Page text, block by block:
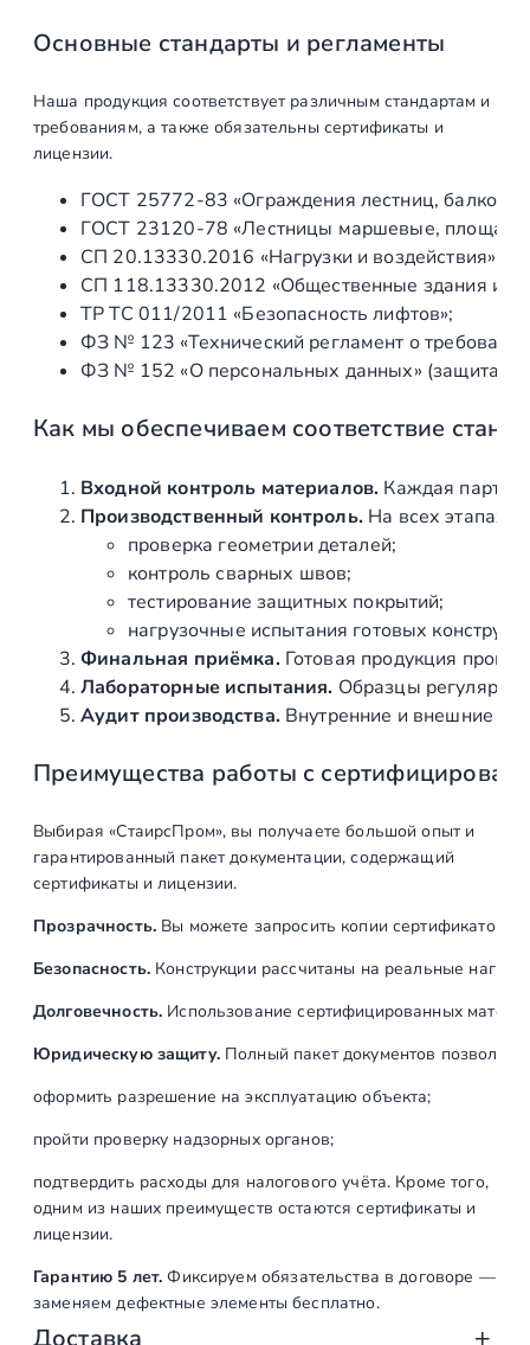
й
и
с
д
в
у
м
я
и
е
л
Основные стандарты и регламенты
Наша продукция соответствует различным стандартам и
требованиям, а также обязательны сертификаты и
лицензии.
ГОСТ 25772‑83 «Ограждения лестниц,
ГОСТ 23120‑78 «Лестницы маршевые,
СП 20.13330.2016 «Нагрузки и воздействия»
СП 118.13330.2012 «Общественные здания и
ТР ТС 011/2011 «Безопасность лифтов»;
ФЗ № 123 «Технический регламент о
ФЗ № 152 «О персональных данных» (защита
Как мы обеспечиваем соответствие
Входной контроль материалов. Каждая партия
Производственный контроль.На всех этапах
проверка геометрии деталей;
контроль сварных швов;
тестирование защитных покрытий;
нагрузочные испытания готовых
Финальная приёмка.Готовая продукция
Лабораторные испытания. Образцы регулярно
Аудит производства.Внутренние и внешние
Преимущества работы с
Выбирая «СтаирсПром», вы получаете большой опыт и
гарантированный пакет документации, содержащий
сертификаты и лицензии.
Прозрачность.Вы можете запросить копии сертификатов
Безопасность.Конструкции рассчитаны на реальные
Долговечность. Использование сертифицированных
Юридическую защиту.Полный пакет документов позволяет:
оформить разрешение на эксплуатацию объекта;
пройти проверку надзорных органов;
подтвердить расходы для налогового учёта. Кроме того,
одним из наших преимуществ остаются сертификаты и
лицензии.
Гарантию 5 лет. Фиксируем обязательства в договоре —
заменяем дефектные элементы бесплатно.
Доставка